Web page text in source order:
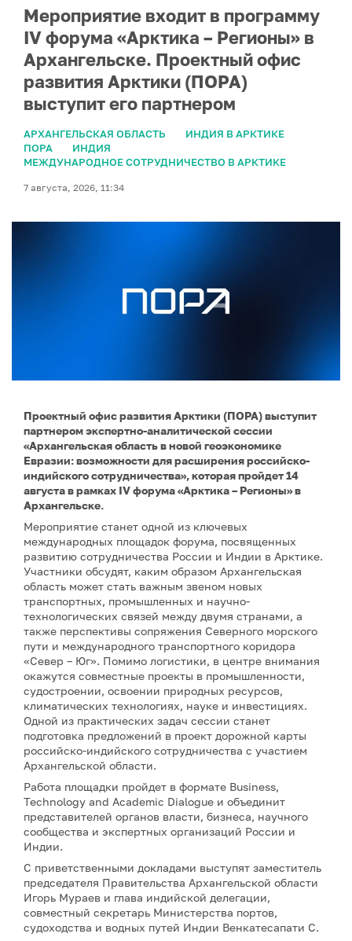
Мероприятие входит в программу
IV форума «Арктика – Регионы» в
Архангельске. Проектный офис
развития Арктики (ПОРА)
выступит его партнером
АРХАНГЕЛЬСКАЯ ОБЛАСТЬ
ИНДИЯ В АРКТИКЕ
ПОРА
ИНДИЯ
МЕЖДУНАРОДНОЕ СОТРУДНИЧЕСТВО В АРКТИКЕ
7 августа, 2026, 11:34
Проектный офис развития Арктики (ПОРА) выступит
партнером экспертно-аналитической сессии
«Архангельская область в новой геоэкономике
Евразии: возможности для расширения российско-
индийского сотрудничества», которая пройдет 14
августа в рамках IV форума «Арктика – Регионы» в
Архангельске.
Мероприятие станет одной из ключевых
международных площадок форума, посвященных
развитию сотрудничества России и Индии в Арктике.
Участники обсудят, каким образом Архангельская
область может стать важным звеном новых
транспортных, промышленных и научно-
технологических связей между двумя странами, а
также перспективы сопряжения Северного морского
пути и международного транспортного коридора
«Север – Юг». Помимо логистики, в центре внимания
окажутся совместные проекты в промышленности,
судостроении, освоении природных ресурсов,
климатических технологиях, науке и инвестициях.
Одной из практических задач сессии станет
подготовка предложений в проект дорожной карты
российско-индийского сотрудничества с участием
Архангельской области.
Работа площадки пройдет в формате Business,
Technology and Academic Dialogue и объединит
представителей органов власти, бизнеса, научного
сообщества и экспертных организаций России и
Индии.
С приветственными докладами выступят заместитель
председателя Правительства Архангельской области
Игорь Мураев и глава индийской делегации,
совместный секретарь Министерства портов,
судоходства и водных путей Индии Венкатесапати С.